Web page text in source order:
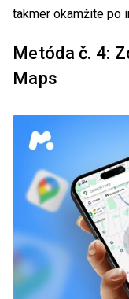
takmer okamžite po
Metóda č. 4:
Maps